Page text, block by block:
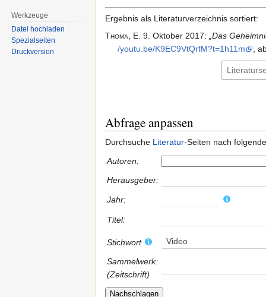
Ergebnis als Literaturverzeichnis sortiert:
Thoma,
E. 9. Oktober 2017:
„Das
/​youtu.​be/​K9EC9VtQrfM?t=​1h11m
,
Abfrage anpassen
Durchsuche Literatur-Seiten nach
Autoren:
Herausgeber:
Jahr:
Titel:
Stichwort Video
Sammelwerk:
(Zeitschrift)
Werkzeuge
Datei hochladen
Spezialseiten
Druckversion